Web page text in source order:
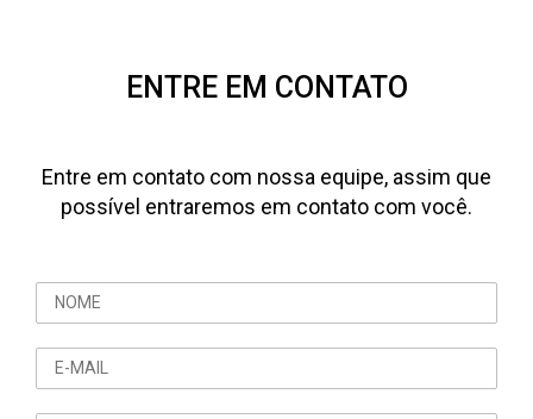
ENTRE EM CONTATO
Entre em contato com nossa equipe, assim que
possível entraremos em contato com você.